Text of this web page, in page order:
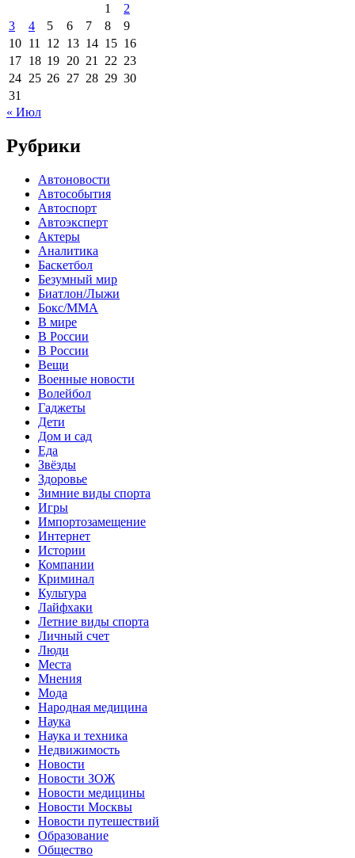
1
2
3
4 5 6 7 8
9
10 11 12 13 14 15 16
17 18 19 20 21 22 23
24 25 26 27 28 29 30
31
« Июл
Рубрики
Автоновости
Автособытия
Автоспорт
Автоэксперт
Актеры
Аналитика
Баскетбол
Безумный мир
Биатлон/Лыжи
Бокс/MMA
В мире
В России
В России
Вещи
Военные новости
Волейбол
Гаджеты
Дети
Дом и сад
Еда
Звёзды
Здоровье
Зимние виды спорта
Игры
Импортозамещение
Интернет
Истории
Компании
Криминал
Культура
Лайфхаки
Летние виды спорта
Личный счет
Люди
Места
Мнения
Мода
Народная медицина
Наука
Наука и техника
Недвижимость
Новости
Новости ЗОЖ
Новости медицины
Новости Москвы
Новости путешествий
Образование
Общество